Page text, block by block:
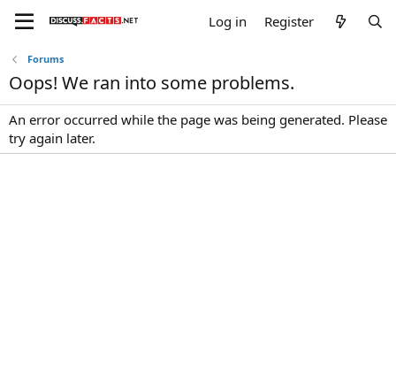
Log in Register
Forums
Oops! We ran into some problems.
An error occurred while the page was being generated. Please
try again later.